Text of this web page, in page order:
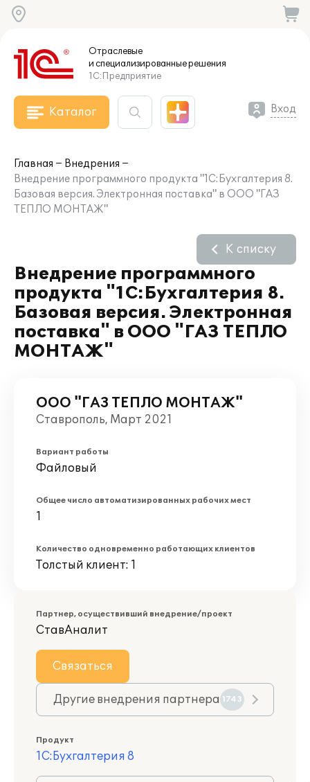
Отраслевые
и специализированныерешения
1С:Предприятие
Каталог Вход
Главная
Внедрения
Внедрение программного продукта "1С:Бухгалтерия 8.
Базовая версия. Электронная поставка" в ООО "ГАЗ
ТЕПЛО МОНТАЖ"
Внедрение программного
продукта "1С:Бухгалтерия 8.
Базовая версия. Электронная
поставка" в ООО "ГАЗ ТЕПЛО
МОНТАЖ"
К списку
ООО "ГАЗ ТЕПЛО МОНТАЖ"
Ставрополь, Март 2021
Вариант работы
Файловый
Общее число автоматизированных рабочих мест
1
Количество одновременно работающих клиентов
Толстый клиент: 1
Партнер, осуществивший внедрение/проект
СтавАналит
Связаться
Другие внедрения партнера 1743
Продукт
1С:Бухгалтерия 8